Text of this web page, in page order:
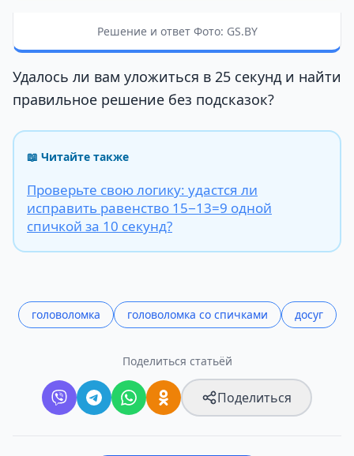
Решение и ответ Фото: GS.BY
Удалось ли вам уложиться в 25 секунд и найти
правильное решение без подсказок?
📖 Читайте также
Проверьте свою логику: удастся ли
исправить равенство 15−13=9 одной
спичкой за 10 секунд?
головоломка головоломка со спичками досуг
Поделиться статьёй
Поделиться